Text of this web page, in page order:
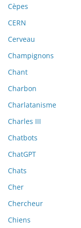
Cèpes
CERN
Cerveau
Champignons
Chant
Charbon
Charlatanisme
Charles III
Chatbots
ChatGPT
Chats
Cher
Chercheur
Chiens